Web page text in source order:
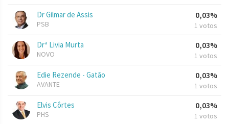
Dr Gilmar de Assis
PSB
0,03%
1 votos
Drª Livia Murta
NOVO
0,03%
1 votos
Edie Rezende - Gatão
AVANTE
0,03%
1 votos
Elvis Côrtes
PHS
0,03%
1 votos